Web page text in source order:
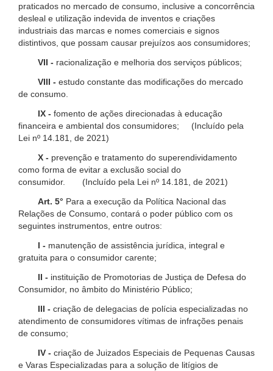
praticados no mercado de consumo, inclusive a concorrência
desleal e utilização indevida de inventos e criações
industriais das marcas e nomes comerciais e signos
distintivos, que possam causar prejuízos aos consumidores;
VII - racionalização e melhoria dos serviços públicos;
VIII - estudo constante das modificações do mercado
de consumo.
IX - fomento de ações direcionadas à educação
financeira e ambiental dos consumidores; (Incluído pela
Lei nº 14.181, de 2021)
X - prevenção e tratamento do superendividamento
como forma de evitar a exclusão social do
consumidor. (Incluído pela Lei nº 14.181, de 2021)
Art. 5° Para a execução da Política Nacional das
Relações de Consumo, contará o poder público com os
seguintes instrumentos, entre outros:
I - manutenção de assistência jurídica, integral e
gratuita para o consumidor carente;
II - instituição de Promotorias de Justiça de Defesa do
Consumidor, no âmbito do Ministério Público;
III - criação de delegacias de polícia especializadas no
atendimento de consumidores vítimas de infrações penais
de consumo;
IV - criação de Juizados Especiais de Pequenas Causas
e Varas Especializadas para a solução de litígios de